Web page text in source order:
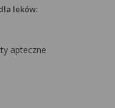
leków:
apteczne